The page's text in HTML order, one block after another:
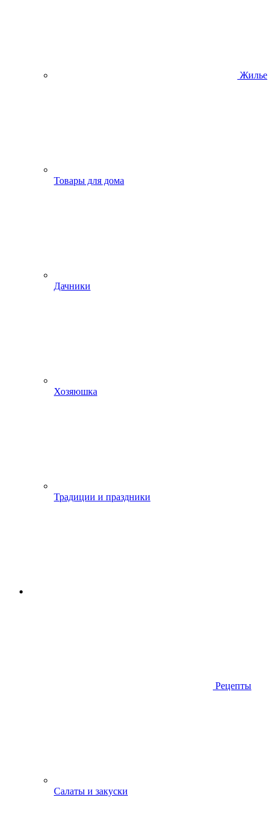
Жилье
Товары для дома
Дачники
Хозяюшка
Традиции и праздники
Рецепты
Салаты и закуски